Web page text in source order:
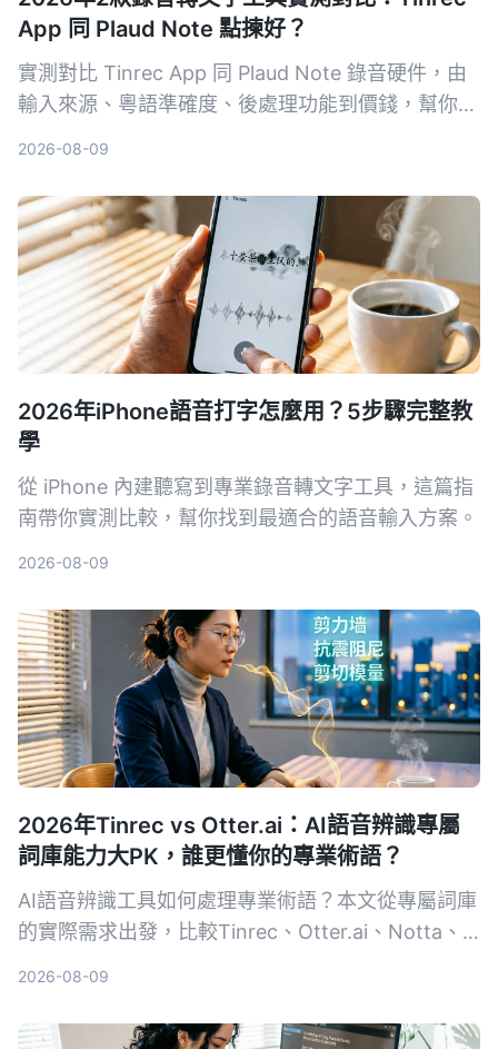
App 同 Plaud Note 點揀好？
實測對比 Tinrec App 同 Plaud Note 錄音硬件，由
輸入來源、粵語準確度、後處理功能到價錢，幫你揀
2026-08-09
2026年iPhone語音打字怎麼用？5步驟完整教
學
從 iPhone 內建聽寫到專業錄音轉文字工具，這篇指
南帶你實測比較，幫你找到最適合的語音輸入方案。
2026-08-09
2026年Tinrec vs Otter.ai：AI語音辨識專屬
詞庫能力大PK，誰更懂你的專業術語？
AI語音辨識工具如何處理專業術語？本文從專屬詞庫
的實際需求出發，比較Tinrec、Otter.ai、Notta、
2026-08-09